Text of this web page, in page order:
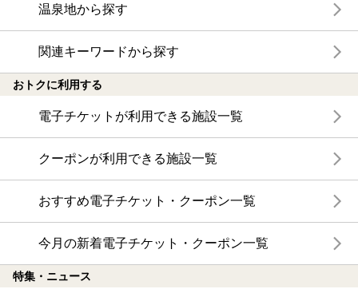
温泉地から探す
関連キーワードから探す
おトクに利用する
電子チケットが利用できる施設一覧
クーポンが利用できる施設一覧
おすすめ電子チケット・クーポン一覧
今月の新着電子チケット・クーポン一覧
特集・ニュース